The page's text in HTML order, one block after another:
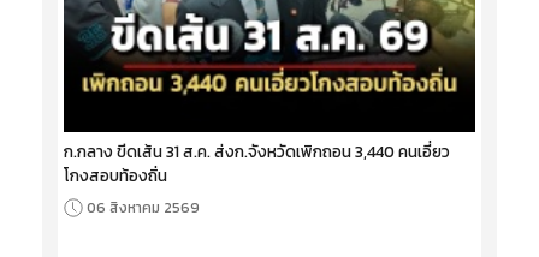
ก.กลาง ขีดเส้น 31 ส.ค. ส่งก.จังหวัดเพิกถอน 3,440 คนเอี่ยว
โกงสอบท้องถิ่น
06 สิงหาคม 2569